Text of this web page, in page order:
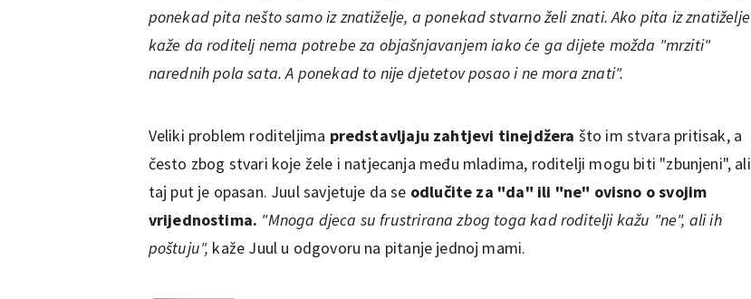
ponekad pita nešto samo iz znatiželje, a ponekad stvarno želi znati. Ako pita iz znatiželje
kaže da roditelj nema potrebe za objašnjavanjem iako će ga dijete možda "mrziti"
narednih pola sata. A ponekad to nije djetetov posao i ne mora znati".
Veliki problem roditeljima predstavljaju zahtjevi tinejdžera što im stvara pritisak, a
često zbog stvari koje žele i natjecanja među mladima, roditelji mogu biti "zbunjeni", ali
taj put je opasan. Juul savjetuje da se odlučite za "da" ili "ne" ovisno o svojim
vrijednostima. "Mnoga djeca su frustrirana zbog toga kad roditelji kažu "ne", ali ih
poštuju", kaže Juul u odgovoru na pitanje jednoj mami.